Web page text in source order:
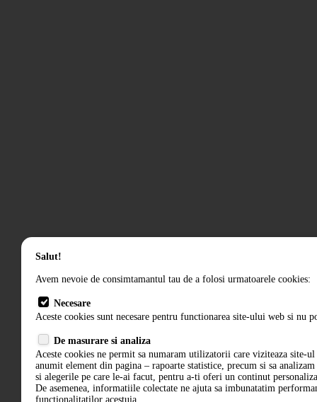
Salut!
Avem nevoie de consimtamantul tau de a folosi urmatoarele cookies:
Necesare
Aceste cookies sunt necesare pentru functionarea site-ului web si nu
De masurare si analiza
Aceste cookies ne permit sa numaram utilizatorii care viziteaza site-ul
anumit element din pagina – rapoarte statistice, precum si sa
si alegerile pe care le-ai facut, pentru a-ti oferi un continut
De asemenea, informatiile colectate ne ajuta sa imbunatatim
functionalitatilor acestuia.